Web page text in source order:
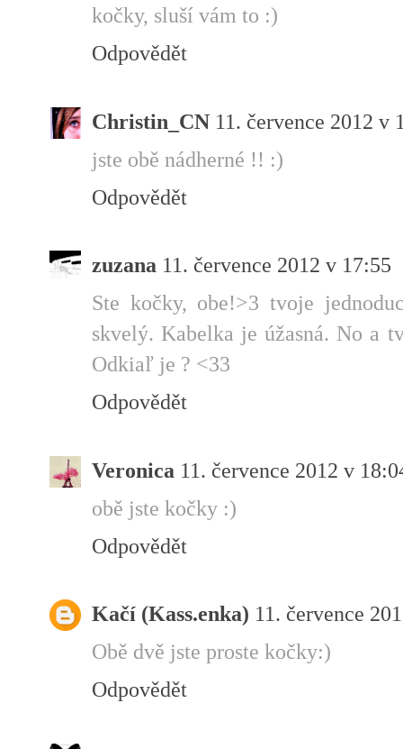
kočky, sluší vám to :)
Odpovědět
Christin_CN 11. července 2012 v
jste obě nádherné !! :)
Odpovědět
zuzana 11. července 2012 v 17:55
Ste kočky, obe!>3 tvoje
skvelý. Kabelka je úžasná. No a
Odkiaľ je ? <33
Odpovědět
Veronica 11. července 2012 v
obě jste kočky :)
Odpovědět
Kačí (Kass.enka) 11. července
Obě dvě jste proste kočky:)
Odpovědět